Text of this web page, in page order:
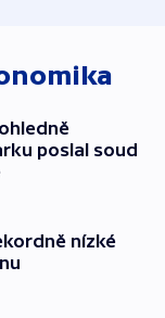
poslal soud
nízké